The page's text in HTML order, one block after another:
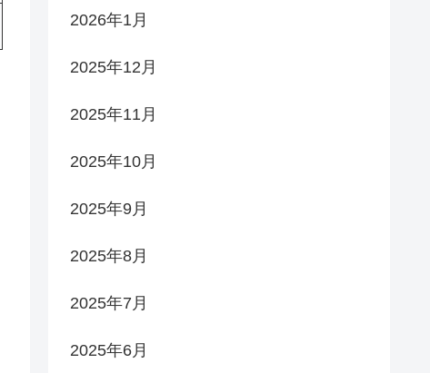
2026年1月
2025年12月
2025年11月
2025年10月
2025年9月
2025年8月
2025年7月
2025年6月